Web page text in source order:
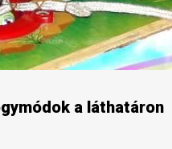
a láthatáron